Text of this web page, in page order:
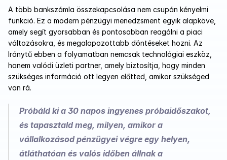
A több bankszámla összekapcsolása nem csupán kényelmi
funkció. Ez a modern pénzügyi menedzsment egyik alapköve,
amely segít gyorsabban és pontosabban reagálni a piaci
változásokra, és megalapozottabb döntéseket hozni. Az
Iránytű ebben a folyamatban nemcsak technológiai eszköz,
hanem valódi üzleti partner, amely biztosítja, hogy minden
szükséges információ ott legyen előtted, amikor szükséged
van rá.
Próbáld ki a 30 napos ingyenes próbaidőszakot,
és tapasztald meg, milyen, amikor a
vállalkozásod pénzügyei végre egy helyen,
átláthatóan és valós időben állnak a